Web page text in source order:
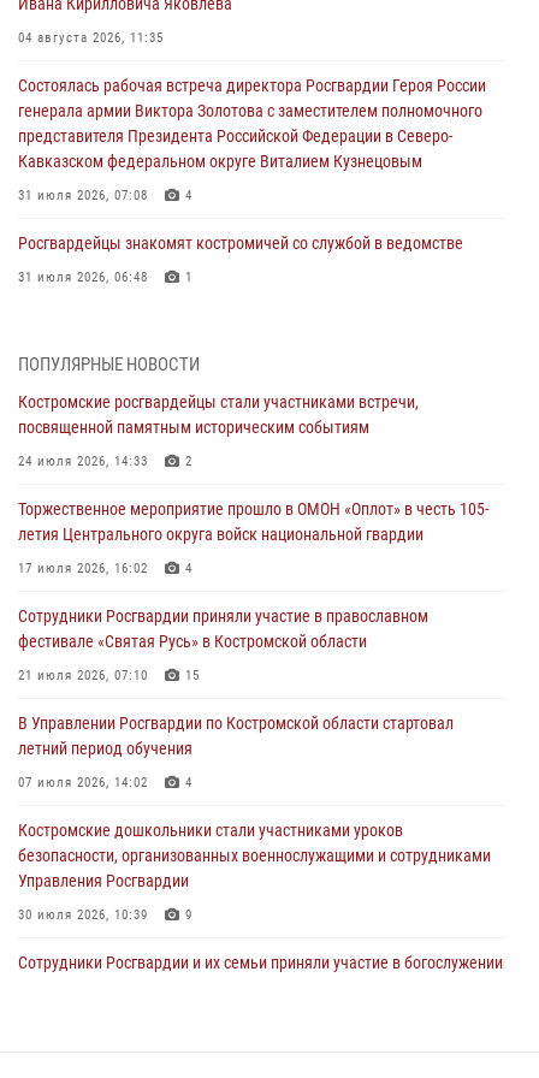
04 августа 2026, 11:35
Состоялась рабочая встреча директора Росгвардии Героя России
генерала армии Виктора Золотова с заместителем полномочного
представителя Президента Российской Федерации в Северо-
Кавказском федеральном округе Виталием Кузнецовым
31 июля 2026, 07:08 4
Росгвардейцы знакомят костромичей со службой в ведомстве
31 июля 2026, 06:48 1
Управления Росгвардии
30 июля 2026, 10:39 9
Костромичи активно используют портал «Единых государственных
29 июля 2026, 06:26 1
Cотрудники Росгвардии и их семьи приняли участие в богослужении
28 июля 2026, 06:14 2
Более пятидесяти поступивших сигналов отработали костромские
27 июля 2026, 09:53
«Росгвардия. Вехи истории»: послевоенный опыт войск
27 июля 2026, 07:11
ПОПУЛЯРНЫЕ НОВОСТИ
Костромские росгвардейцы стали участниками встречи,
посвященной памятным историческим событиям
24 июля 2026, 14:33 2
Торжественное мероприятие прошло в ОМОН «Оплот» в честь 105-
летия Центрального округа войск национальной гвардии
17 июля 2026, 16:02 4
Сотрудники Росгвардии приняли участие в православном
фестивале «Святая Русь» в Костромской области
21 июля 2026, 07:10 15
В Управлении Росгвардии по Костромской области стартовал
летний период обучения
07 июля 2026, 14:02 4
Костромские дошкольники стали участниками уроков
безопасности, организованных военнослужащими и сотрудниками
Управления Росгвардии
30 июля 2026, 10:39 9
Cотрудники Росгвардии и их семьи приняли участие в богослужении